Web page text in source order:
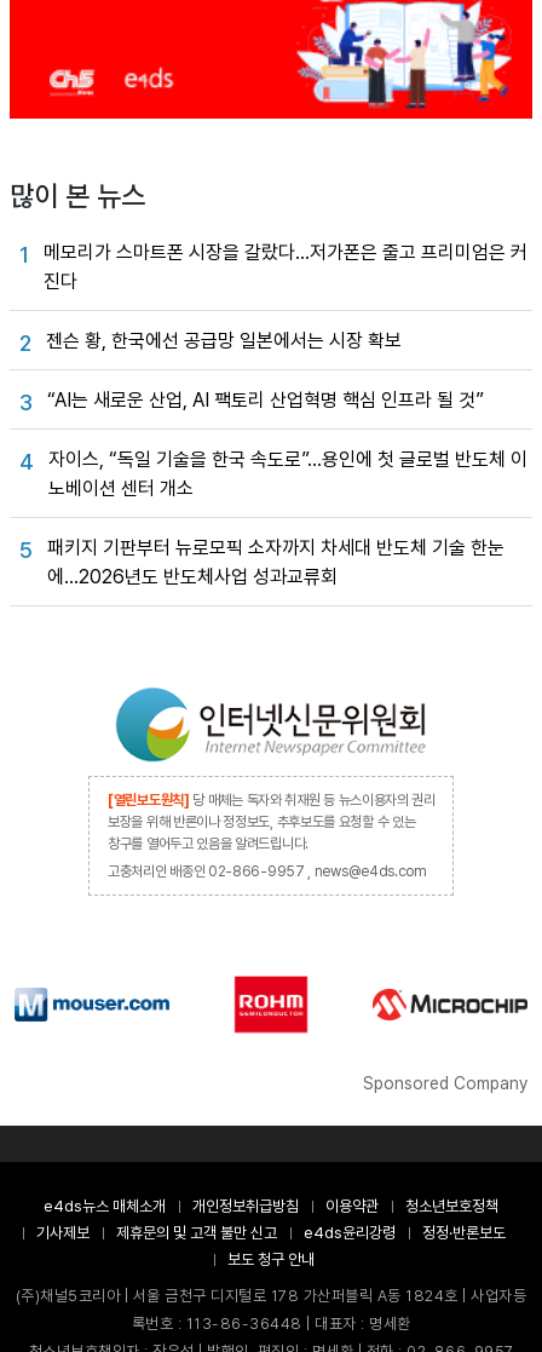
많이 본 뉴스
1
메모리가 스마트폰 시장을 갈랐다…저가폰은 줄고 프리미엄은 커
진다
2 젠슨 황, 한국에선 공급망 일본에서는 시장 확보
3 “AI는 새로운 산업, AI 팩토리 산업혁명 핵심 인프라 될 것”
4
자이스, “독일 기술을 한국 속도로”…용인에 첫 글로벌 반도체 이
노베이션 센터 개소
5
패키지 기판부터 뉴로모픽 소자까지 차세대 반도체 기술 한눈
에…2026년도 반도체사업 성과교류회
[열린보도원칙] 당 매체는 독자와 취재원 등 뉴스이용자의 권리
보장을 위해 반론이나 정정보도, 추후보도를 요청할 수 있는
창구를 열어두고 있음을 알려드립니다.
고충처리인 배종인 02-866-9957 , news@e4ds.com
Sponsored Company
e4ds뉴스 매체소개 개인정보취급방침 이용약관
청소년보호정책
기사제보
제휴문의 및 고객 불만 신고 e4ds윤리강령
정정·반론보도
보도 청구 안내
(주)채널5코리아 | 서울 금천구 디지털로 178 가산퍼블릭 A동 1824호 | 사업자등
록번호 : 113-86-36448 | 대표자 : 명세환